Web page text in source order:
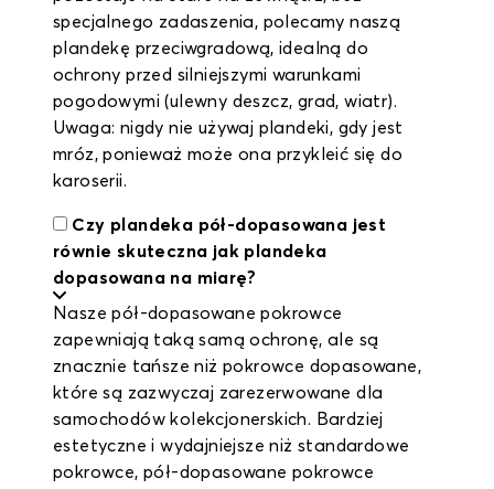
specjalnego zadaszenia, polecamy naszą
plandekę przeciwgradową, idealną do
ochrony przed silniejszymi warunkami
pogodowymi (ulewny deszcz, grad, wiatr).
Uwaga: nigdy nie używaj plandeki, gdy jest
mróz, ponieważ może ona przykleić się do
karoserii.
Czy plandeka pół-dopasowana jest
równie skuteczna jak plandeka
dopasowana na miarę?
Nasze pół-dopasowane pokrowce
zapewniają taką samą ochronę, ale są
znacznie tańsze niż pokrowce dopasowane,
które są zazwyczaj zarezerwowane dla
samochodów kolekcjonerskich. Bardziej
estetyczne i wydajniejsze niż standardowe
pokrowce, pół-dopasowane pokrowce